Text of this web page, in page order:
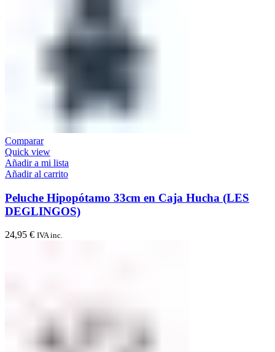
Comparar
Quick view
Añadir a mi lista
Añadir al carrito
Peluche Hipopótamo 33cm en Caja Hucha (LES
DEGLINGOS)
24,95 € IVA inc.